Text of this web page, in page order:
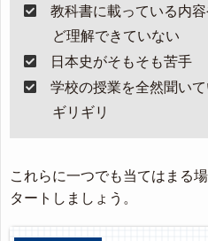
教科書に載っている内
ど理解できていない
日本史がそもそも苦手
学校の授業を全然聞い
ギリギリ
これらに一つでも当てはまる
タートしましょう。